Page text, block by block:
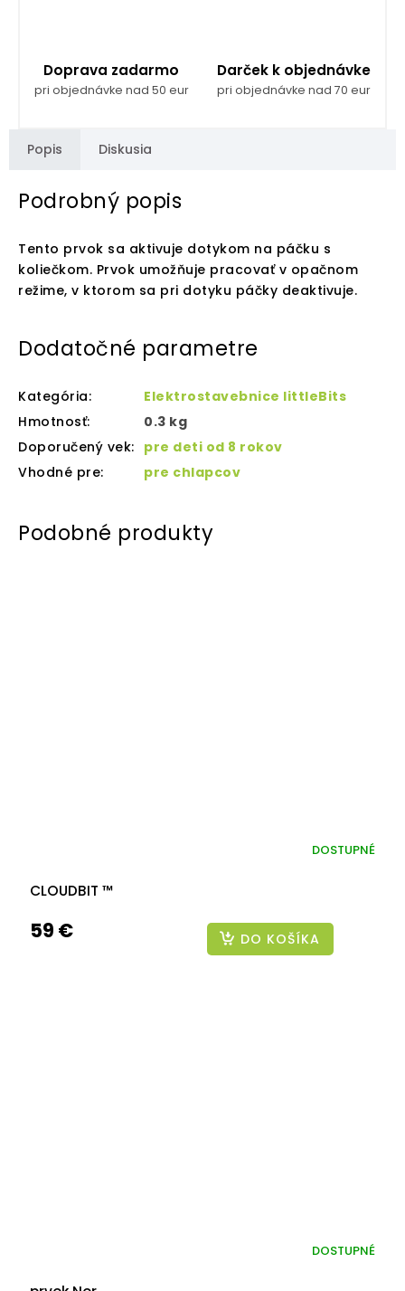
Doprava zadarmo
pri objednávke nad 50 eur
Darček k objednávke
pri objednávke nad 70 eur
Popis Diskusia
Podrobný popis
Tento prvok sa aktivuje dotykom na páčku s
koliečkom. Prvok umožňuje pracovať v opačnom
režime, v ktorom sa pri dotyku páčky deaktivuje.
Dodatočné parametre
Kategória:
Elektrostavebnice littleBits
Hmotnosť:
0.3 kg
Doporučený vek: pre deti od 8 rokov
Vhodné pre: pre chlapcov
CLOUDBIT ™
DOSTUPNÉ
59 € DO KOŠÍKA
DOSTUPNÉ